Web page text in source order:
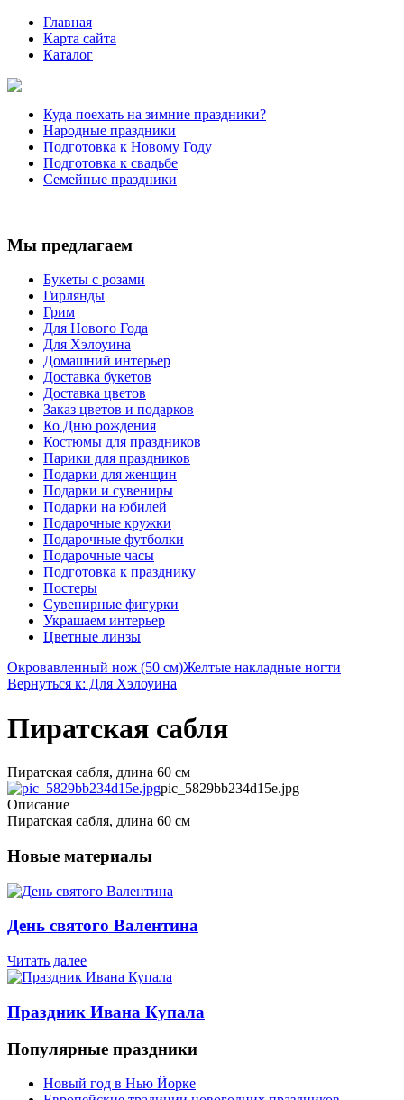
Главная
Карта сайта
Каталог
Куда поехать на зимние праздники?
Народные праздники
Подготовка к Новому Году
Подготовка к свадьбе
Семейные праздники
Мы предлагаем
Букеты с розами
Гирлянды
Грим
Для Нового Года
Для Хэлоуина
Домашний интерьер
Доставка букетов
Доставка цветов
Заказ цветов и подарков
Ко Дню рождения
Костюмы для праздников
Парики для праздников
Подарки для женщин
Подарки и сувениры
Подарки на юбилей
Подарочные кружки
Подарочные футболки
Подарочные часы
Подготовка к празднику
Постеры
Сувенирные фигурки
Украшаем интерьер
Цветные линзы
Окровавленный нож (50 см)Желтые накладные ногти
Вернуться к: Для Хэлоуина
Пиратская сабля
Пиратская сабля, длина 60 см
pic_5829bb234d15e.jpg
Описание
Пиратская сабля, длина 60 см
Новые материалы
День святого Валентина
Читать далее
Праздник Ивана Купала
Популярные праздники
Новый год в Нью Йорке